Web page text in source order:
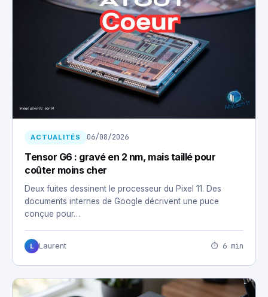
ACTUALITÉS 06/08/2026
Tensor G6 : gravé en 2 nm, mais taillé pour
coûter moins cher
Deux fuites dessinent le processeur du Pixel 11. Des
documents internes de Google décrivent une puce
conçue pour…
L Laurent ⏱ 6 min